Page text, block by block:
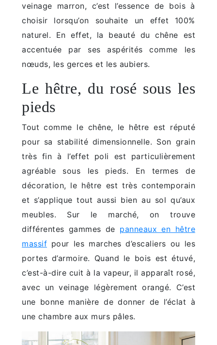
veinage marron, c’est l’essence de bois à
choisir lorsqu’on souhaite un effet 100%
naturel. En effet, la beauté du chêne est
accentuée par ses aspérités comme les
nœuds, les gerces et les aubiers.
Le hêtre, du rosé sous les
pieds
Tout comme le chêne, le hêtre est réputé
pour sa stabilité dimensionnelle. Son grain
très fin à l’effet poli est particulièrement
agréable sous les pieds. En termes de
décoration, le hêtre est très contemporain
et s’applique tout aussi bien au sol qu’aux
meubles. Sur le marché, on trouve
différentes gammes de panneaux en hêtre
massif pour les marches d’escaliers ou les
portes d’armoire. Quand le bois est étuvé,
c’est-à-dire cuit à la vapeur, il apparaît rosé,
avec un veinage légèrement orangé. C’est
une bonne manière de donner de l’éclat à
une chambre aux murs pâles.